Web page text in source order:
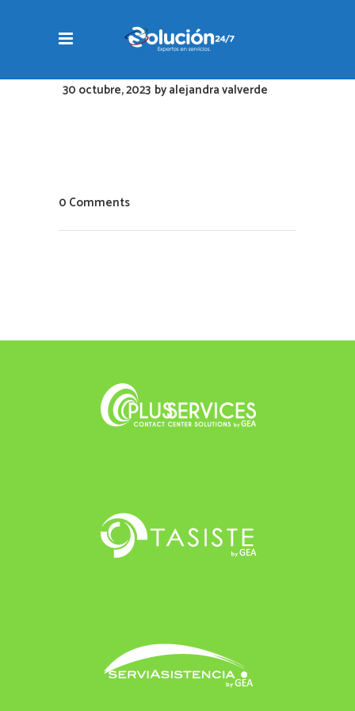
30 octubre, 2023 byalejandra valverde
0 Comments